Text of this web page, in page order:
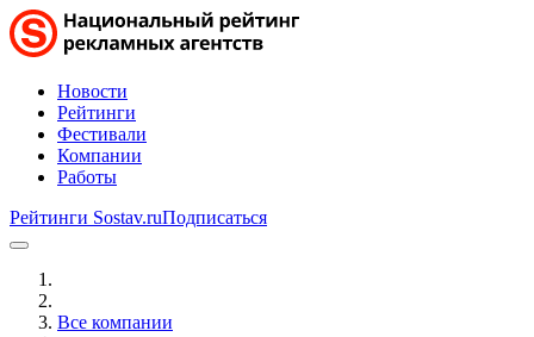
Новости
Рейтинги
Фестивали
Компании
Работы
Рейтинги Sostav.ruПодписаться
Все компании